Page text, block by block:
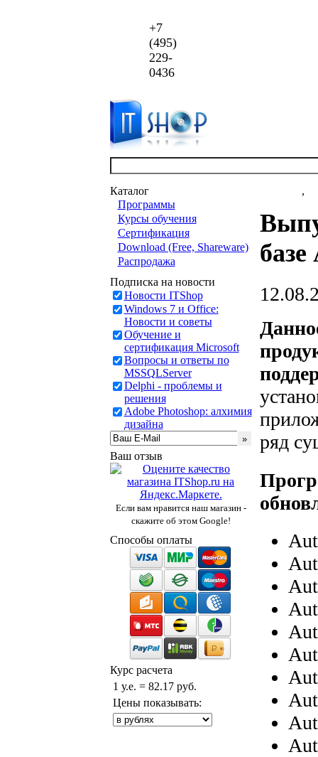
+7
(495)
229-
0436
Каталог
Программы
Курсы обучения
Сертификация
Download (Free, Shareware)
Распродажа
Подписка на новости
Новости ITShop
Windows 7 и Office:
Новости и советы
Обучение и
сертификация Microsoft
Вопросы и ответы по
MSSQLServer
Delphi - проблемы и
решения
Adobe Photoshop: алхимия
дизайна
Ваш отзыв
Если вам нравится наш магазин -
скажите об этом Google!
Способы оплаты
Курс расчета
1 у.е. = 82.17 руб.
Цены показывать:
,
ряд